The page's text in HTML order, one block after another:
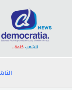
المحتوى